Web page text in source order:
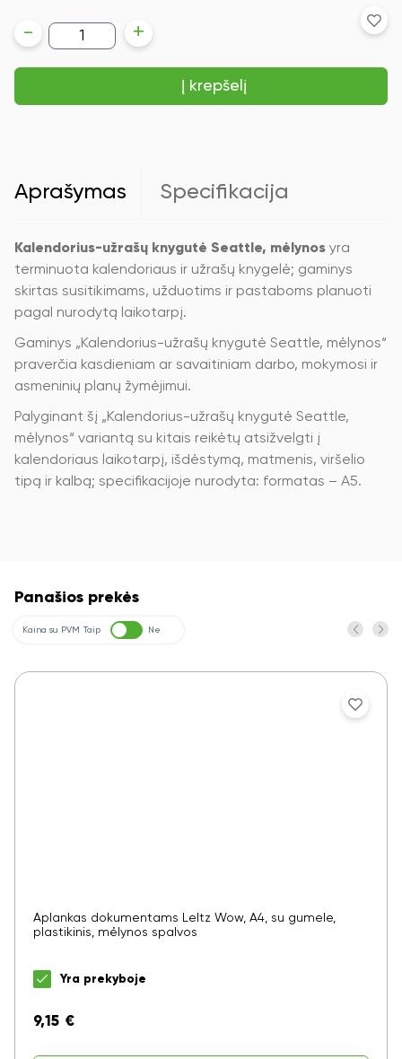
produkto
kiekis:
Kalendorius-
užrašų
Seattle
puslapį,
kietu
spalvos
- +
Į krepšelį
Aprašymas Specifikacija
Kalendorius-užrašų knygutė Seattle, mėlynos yra
terminuota kalendoriaus ir užrašų knygelė; gaminys
skirtas susitikimams, užduotims ir pastaboms planuoti
pagal nurodytą laikotarpį.
Gaminys „Kalendorius-užrašų knygutė Seattle, mėlynos“
praverčia kasdieniam ar savaitiniam darbo, mokymosi ir
asmeninių planų žymėjimui.
Palyginant šį „Kalendorius-užrašų knygutė Seattle,
mėlynos“ variantą su kitais reikėtų atsižvelgti į
kalendoriaus laikotarpį, išdėstymą, matmenis, viršelio
tipą ir kalbą; specifikacijoje nurodyta: formatas – A5.
Panašios prekės
Kaina su PVM Taip Ne
Aplankas dokumentams LeItz Wow, A4, su gumele,
plastikinis, mėlynos spalvos
Yra prekyboje
9,15 €